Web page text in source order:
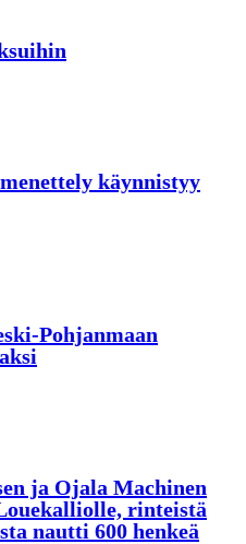
käynnistyy
Pohjanmaan
ja Ojala Machinen
rinteistä
nautti 600 henkeä